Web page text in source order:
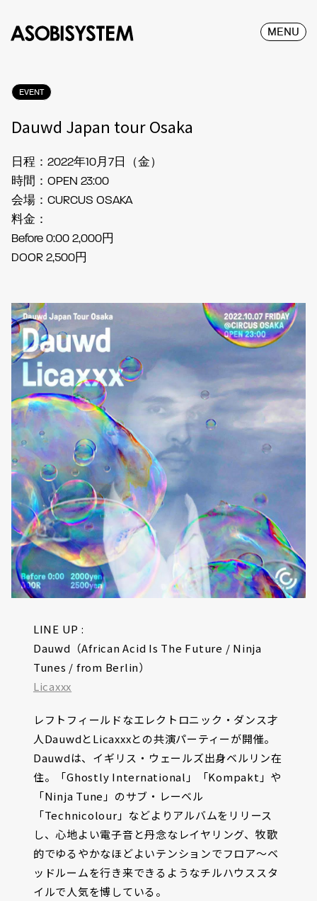
MENU
EVENT
Dauwd Japan tour Osaka
日程：2022年10月7日（金）
時間：OPEN 23:00
会場：CURCUS OSAKA
料金：
Before 0:00 2,000円
DOOR 2,500円
LINE UP :
Dauwd（African Acid Is The Future / Ninja
Tunes / from Berlin）
Licaxxx
レフトフィールドなエレクトロニック・ダンス才
人DauwdとLicaxxxとの共演パーティーが開催。
Dauwdは、イギリス・ウェールズ出身ベルリン在
住。「Ghostly International」「Kompakt」や
「Ninja Tune」のサブ・レーベル
「Technicolour」などよりアルバムをリリース
し、心地よい電子音と丹念なレイヤリング、牧歌
的でゆるやかなほどよいテンションでフロア〜ベ
ッドルームを行き来できるようなチルハウススタ
イルで人気を博している。